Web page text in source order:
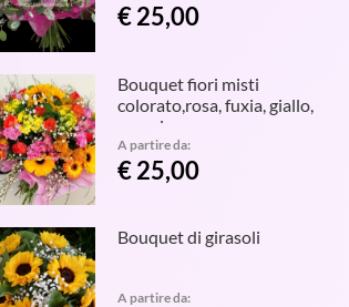
€ 25,00
Bouquet fiori misti
colorato,rosa, fuxia, giallo,
arancio.
A partire da:
€ 25,00
Bouquet di girasoli
A partire da: